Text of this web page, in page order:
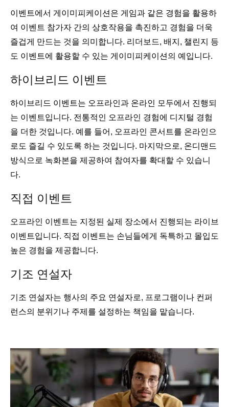
이벤트에서 게이미피케이션은 게임과 같은 경험을 활용하
여 이벤트 참가자 간의 상호작용을 촉진하고 경험을 더욱
즐겁게 만드는 것을 의미합니다. 리더보드, 배지, 챌린지 등
도 이벤트에 활용할 수 있는 게이미피케이션의 예입니다.
하이브리드 이벤트
하이브리드 이벤트는 오프라인과 온라인 모두에서 진행되
는 이벤트입니다. 전통적인 오프라인 경험에 디지털 경험
을 더한 것입니다. 예를 들어, 오프라인 콘서트를 온라인으
로도 즐길 수 있도록 하는 것입니다. 마지막으로, 온디맨드
방식으로 녹화본을 제공하여 참여자를 확대할 수 있습니
다.
직접 이벤트
오프라인 이벤트는 지정된 실제 장소에서 진행되는 라이브
이벤트입니다. 직접 이벤트는 손님들에게 독특하고 몰입도
높은 경험을 제공합니다.
기조 연설자
기조 연설자는 행사의 주요 연설자로, 프로그램이나 컨퍼
런스의 분위기나 주제를 설정하는 책임을 맡습니다.